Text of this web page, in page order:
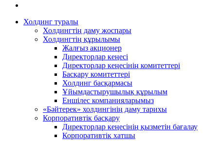
Холдинг туралы
Холдингтің даму жоспары
Холдингтің құрылымы
Жалғыз акционер
Директорлар кеңесі
Директорлар кеңесінің комитеттері
Басқару комитеттері
Холдинг басқармасы
Ұйымдастырушылық құрылым
Еншілес компанияларымыз
«Бәйтерек» холдингінің даму тарихы
Корпоративтік басқару
Директорлар кеңесінің қызметін бағалау
Корпоративтік хатшы